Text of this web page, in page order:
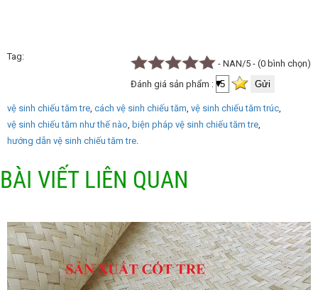
- NAN/5 - (0 bình chọn)
Đánh giá sản phẩm :
Tag
vệ sinh chiếu tăm tre cách vệ sinh chiếu tăm vệ sinh chiếu tăm trúc
vệ sinh chiếu tăm như thế nào biện pháp vệ sinh chiếu tăm tre
hướng dẫn vệ sinh chiếu tăm tre
BÀI VIẾT LIÊN QUAN